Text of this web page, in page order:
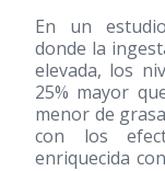
En un
donde la
elevada, los
25% mayor
menor de
con los
enriquecida